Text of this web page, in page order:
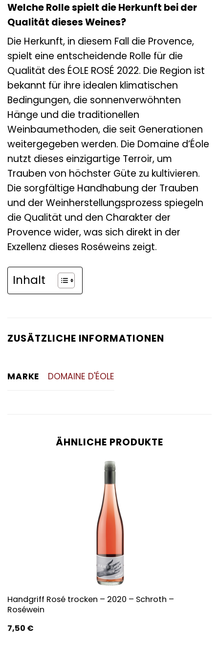
Welche Rolle spielt die Herkunft bei der
Qualität dieses Weines?
Die Herkunft, in diesem Fall die Provence,
spielt eine entscheidende Rolle für die
Qualität des ÉOLE ROSÉ 2022. Die Region ist
bekannt für ihre idealen klimatischen
Bedingungen, die sonnenverwöhnten
Hänge und die traditionellen
Weinbaumethoden, die seit Generationen
weitergegeben werden. Die Domaine d’Éole
nutzt dieses einzigartige Terroir, um
Trauben von höchster Güte zu kultivieren.
Die sorgfältige Handhabung der Trauben
und der Weinherstellungsprozess spiegeln
die Qualität und den Charakter der
Provence wider, was sich direkt in der
Exzellenz dieses Roséweins zeigt.
Inhalt
ZUSÄTZLICHE INFORMATIONEN
MARKE DOMAINE D'ÉOLE
ÄHNLICHE PRODUKTE
Handgriff Rosé trocken – 2020 – Schroth –
Roséwein
7,50 €